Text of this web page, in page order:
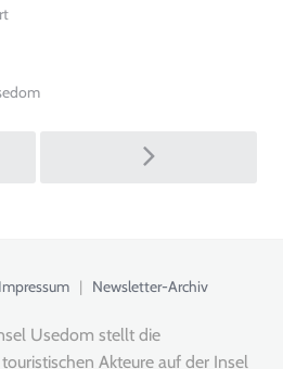
für
Ich,
wie
Impressum | Newsletter-Archiv
Usedom stellt die
Akteure auf der Insel